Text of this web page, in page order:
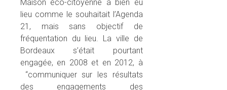
Maison éco-citoyenne a bien eu
lieu comme le souhaitait l’Agenda
21, mais sans objectif de
fréquentation du lieu. La ville de
Bordeaux s’était pourtant
engagée, en 2008 et en 2012, à
“communiquer sur les résultats
des engagements des